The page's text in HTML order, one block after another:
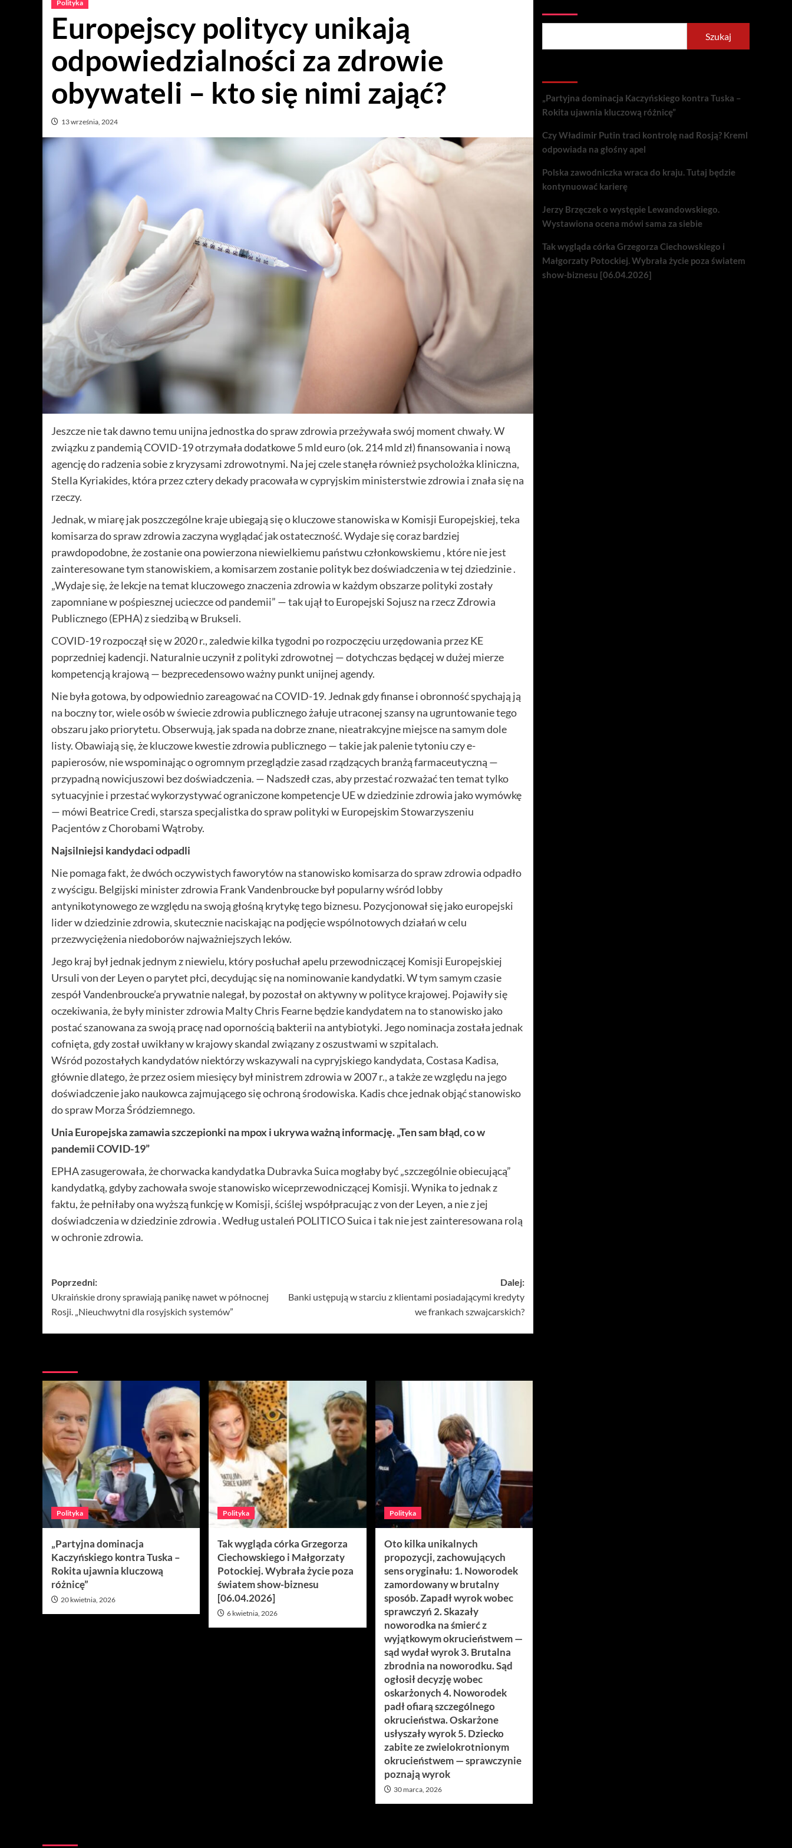
Polityka
Europejscy politycy unikają
odpowiedzialności za zdrowie
obywateli – kto się nimi zająć?
13 września, 2024
Jeszcze nie tak dawno temu unijna jednostka do spraw zdrowia przeżywała swój moment chwały. W
związku z pandemią COVID-19 otrzymała dodatkowe 5 mld euro (ok. 214 mld zł) finansowania i nową
agencję do radzenia sobie z kryzysami zdrowotnymi. Na jej czele stanęła również psycholożka kliniczna,
Stella Kyriakides, która przez cztery dekady pracowała w cypryjskim ministerstwie zdrowia i znała się na
rzeczy.
Jednak, w miarę jak poszczególne kraje ubiegają się o kluczowe stanowiska w Komisji Europejskiej, teka
komisarza do spraw zdrowia zaczyna wyglądać jak ostateczność. Wydaje się coraz bardziej
prawdopodobne, że zostanie ona powierzona niewielkiemu państwu członkowskiemu , które nie jest
zainteresowane tym stanowiskiem, a komisarzem zostanie polityk bez doświadczenia w tej dziedzinie .
„Wydaje się, że lekcje na temat kluczowego znaczenia zdrowia w każdym obszarze polityki zostały
zapomniane w pośpiesznej ucieczce od pandemii” — tak ujął to Europejski Sojusz na rzecz Zdrowia
Publicznego (EPHA) z siedzibą w Brukseli.
COVID-19 rozpoczął się w 2020 r., zaledwie kilka tygodni po rozpoczęciu urzędowania przez KE
poprzedniej kadencji. Naturalnie uczynił z polityki zdrowotnej — dotychczas będącej w dużej mierze
kompetencją krajową — bezprecedensowo ważny punkt unijnej agendy.
Nie była gotowa, by odpowiednio zareagować na COVID-19. Jednak gdy finanse i obronność spychają ją
na boczny tor, wiele osób w świecie zdrowia publicznego żałuje utraconej szansy na ugruntowanie tego
obszaru jako priorytetu. Obserwują, jak spada na dobrze znane, nieatrakcyjne miejsce na samym dole
listy. Obawiają się, że kluczowe kwestie zdrowia publicznego — takie jak palenie tytoniu czy e-
papierosów, nie wspominając o ogromnym przeglądzie zasad rządzących branżą farmaceutyczną —
przypadną nowicjuszowi bez doświadczenia. — Nadszedł czas, aby przestać rozważać ten temat tylko
sytuacyjnie i przestać wykorzystywać ograniczone kompetencje UE w dziedzinie zdrowia jako wymówkę
— mówi Beatrice Credi, starsza specjalistka do spraw polityki w Europejskim Stowarzyszeniu
Pacjentów z Chorobami Wątroby.
Najsilniejsi kandydaci odpadli
Nie pomaga fakt, że dwóch oczywistych faworytów na stanowisko komisarza do spraw zdrowia odpadło
z wyścigu. Belgijski minister zdrowia Frank Vandenbroucke był popularny wśród lobby
antynikotynowego ze względu na swoją głośną krytykę tego biznesu. Pozycjonował się jako europejski
lider w dziedzinie zdrowia, skutecznie naciskając na podjęcie wspólnotowych działań w celu
przezwyciężenia niedoborów najważniejszych leków.
Jego kraj był jednak jednym z niewielu, który posłuchał apelu przewodniczącej Komisji Europejskiej
Ursuli von der Leyen o parytet płci, decydując się na nominowanie kandydatki. W tym samym czasie
zespół Vandenbroucke’a prywatnie nalegał, by pozostał on aktywny w polityce krajowej. Pojawiły się
oczekiwania, że były minister zdrowia Malty Chris Fearne będzie kandydatem na to stanowisko jako
postać szanowana za swoją pracę nad opornością bakterii na antybiotyki. Jego nominacja została jednak
cofnięta, gdy został uwikłany w krajowy skandal związany z oszustwami w szpitalach.
Wśród pozostałych kandydatów niektórzy wskazywali na cypryjskiego kandydata, Costasa Kadisa,
głównie dlatego, że przez osiem miesięcy był ministrem zdrowia w 2007 r., a także ze względu na jego
doświadczenie jako naukowca zajmującego się ochroną środowiska. Kadis chce jednak objąć stanowisko
do spraw Morza Śródziemnego.
Unia Europejska zamawia szczepionki na mpox i ukrywa ważną informację. „Ten sam błąd, co w
pandemii COVID-19”
EPHA zasugerowała, że chorwacka kandydatka Dubravka Suica mogłaby być „szczególnie obiecującą”
kandydatką, gdyby zachowała swoje stanowisko wiceprzewodniczącej Komisji. Wynika to jednak z
faktu, że pełniłaby ona wyższą funkcję w Komisji, ściślej współpracując z von der Leyen, a nie z jej
doświadczenia w dziedzinie zdrowia . Według ustaleń POLITICO Suica i tak nie jest zainteresowana rolą
w ochronie zdrowia.
Zobacz
wpisy
Poprzedni:
Ukraińskie drony sprawiają panikę nawet w północnej
Rosji. „Nieuchwytni dla rosyjskich systemów”
Dalej:
Banki ustępują w starciu z klientami posiadającymi kredyty
we frankach szwajcarskich?
Polityka
„Partyjna dominacja
Kaczyńskiego kontra Tuska –
Rokita ujawnia kluczową
różnicę”
20 kwietnia, 2026
Polityka
Tak wygląda córka Grzegorza
Ciechowskiego i Małgorzaty
Potockiej. Wybrała życie poza
światem show-biznesu
[06.04.2026]
6 kwietnia, 2026
Polityka
Oto kilka unikalnych
propozycji, zachowujących
sens oryginału: 1. Noworodek
zamordowany w brutalny
sposób. Zapadł wyrok wobec
sprawczyń 2. Skazały
noworodka na śmierć z
wyjątkowym okrucieństwem —
sąd wydał wyrok 3. Brutalna
zbrodnia na noworodku. Sąd
ogłosił decyzję wobec
oskarżonych 4. Noworodek
padł ofiarą szczególnego
okrucieństwa. Oskarżone
usłyszały wyrok 5. Dziecko
zabite ze zwielokrotnionym
okrucieństwem — sprawczynie
poznają wyrok
30 marca, 2026
Szukaj
„Partyjna dominacja Kaczyńskiego kontra Tuska –
Rokita ujawnia kluczową różnicę”
Czy Władimir Putin traci kontrolę nad Rosją? Kreml
odpowiada na głośny apel
Polska zawodniczka wraca do kraju. Tutaj będzie
kontynuować karierę
Jerzy Brzęczek o występie Lewandowskiego.
Wystawiona ocena mówi sama za siebie
Tak wygląda córka Grzegorza Ciechowskiego i
Małgorzaty Potockiej. Wybrała życie poza światem
show-biznesu [06.04.2026]